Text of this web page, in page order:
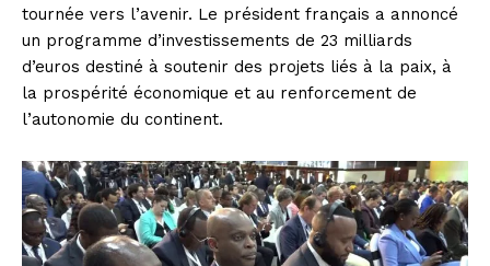
tournée vers l’avenir. Le président français a annoncé
un programme d’investissements de 23 milliards
d’euros destiné à soutenir des projets liés à la paix, à
la prospérité économique et au renforcement de
l’autonomie du continent.